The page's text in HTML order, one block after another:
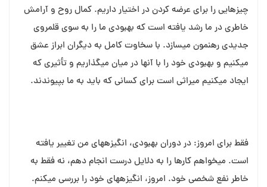
چیزهایی را برای عرضه کردن در اختیار داریم. کمال روح و آرامش
خاطری در ما رشد یافته است که بهبودی ما را به سوی قلمروی
جدیدی رهنمون می⁯سازد. با سخاوت کامل به دیگران ابراز عشق
می⁯کنیم و بهبودی خود را با آنها در میان می⁯گذاریم و تأثیری که
ایجاد می⁯کنیم میراثی است برای کسانی که باید به ما بپیوندند.
فقط برای امروز: در دوران بهبودی، انگیزه⁯های من تغییر یافته
است. می⁯خواهم کارها را به دلایل درست انجام دهم، نه فقط به
خاطر نفع شخصی خود. امروز، انگیزه⁯های خود را بررسی می⁯⁯کنم.